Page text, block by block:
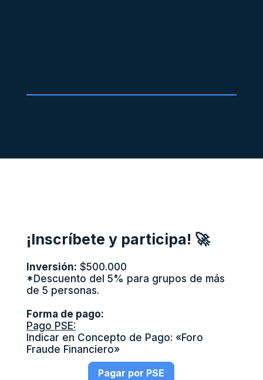
¡Inscríbete y participa! 🚀
Inversión: $500.000
*Descuento del 5% para grupos de más
de 5 personas.
Forma de pago:
Pago PSE:
Indicar en Concepto de Pago: «Foro
Fraude Financiero»
Pagar por PSE